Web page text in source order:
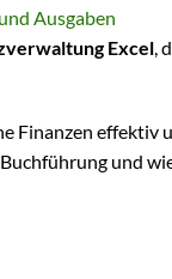
Ausgaben
Excel ,
Finanzen effektiv
und